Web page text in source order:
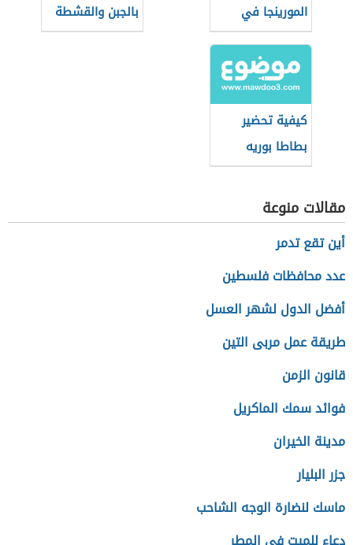
المورينجا في
وصفات الطعام
بالجبن والقشطة
كيفية تحضير
بطاطا بوريه
مقالات منوعة
أين تقع تدمر
عدد محافظات فلسطين
أفضل الدول لشهر العسل
طريقة عمل مربى التين
قانون الزمن
فوائد سمك الماكريل
مدينة الخيران
جزر البليار
ماسك لنضارة الوجه الشاحب